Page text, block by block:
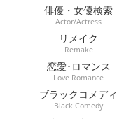
俳優・女優検索
Actor/Actress
リメイク
Remake
恋愛･ロマンス
Love Romance
ブラックコメディ
Black Comedy